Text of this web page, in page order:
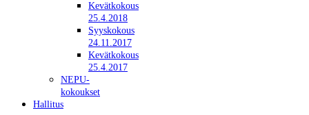
Kevätkokous
25.4.2018
Syyskokous
24.11.2017
Kevätkokous
25.4.2017
NEPU-
kokoukset
Hallitus